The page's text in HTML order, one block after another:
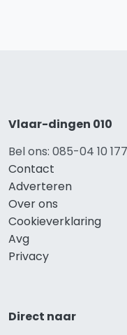
Vlaar-dingen 010
Bel ons: 085-04 10 177
Contact
Adverteren
Over ons
Cookieverklaring
Avg
Privacy
Direct naar